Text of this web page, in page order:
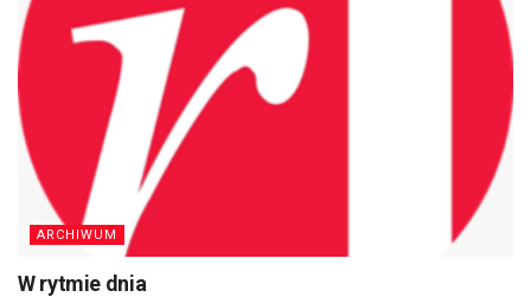
ARCHIWUM
W rytmie dnia